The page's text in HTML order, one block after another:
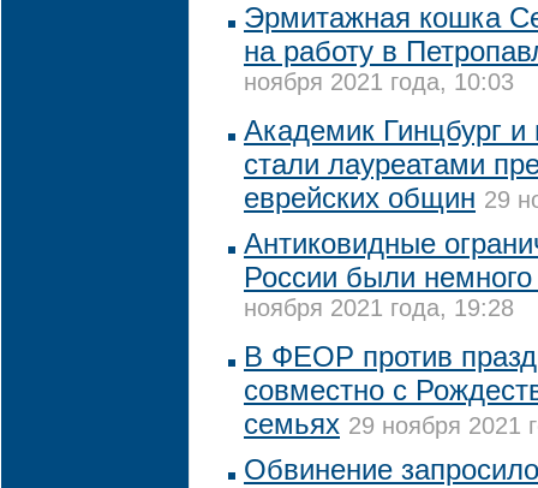
Эрмитажная кошка
на работу в
ноября 2021 года, 10:03
Академик Гинцбург
стали лауреатами
еврейских общин 29
Антиковидные
России были
ноября 2021 года, 19:28
В ФЕОР против
совместно с
семьях 29 ноября 2021
Обвинение